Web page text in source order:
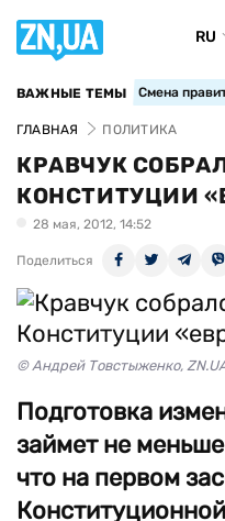
RU
ВАЖНЫЕ ТЕМЫ Смена
ГЛАВНАЯ ПОЛИТИКА
КРАВЧУК
КОНСТИТУЦИИ
28 мая, 2012, 14:52
Поделиться
© Андрей Товстыженко,
Подготовка
займет не
что на первом